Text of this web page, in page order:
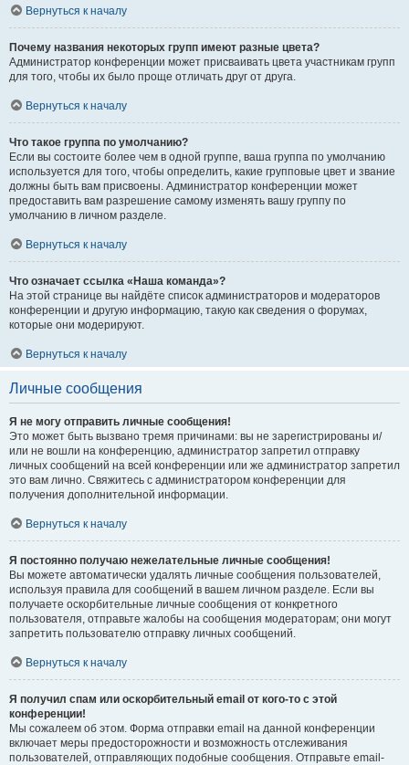
Вернуться к началу
Почему названия некоторых групп имеют разные цвета?
Администратор конференции может присваивать цвета участникам групп
для того, чтобы их было проще отличать друг от друга.
Вернуться к началу
Что такое группа по умолчанию?
Если вы состоите более чем в одной группе, ваша группа по умолчанию
используется для того, чтобы определить, какие групповые цвет и звание
должны быть вам присвоены. Администратор конференции может
предоставить вам разрешение самому изменять вашу группу по
умолчанию в личном разделе.
Вернуться к началу
Что означает ссылка «Наша команда»?
На этой странице вы найдёте список администраторов и модераторов
конференции и другую информацию, такую как сведения о форумах,
которые они модерируют.
Вернуться к началу
Личные сообщения
Я не могу отправить личные сообщения!
Это может быть вызвано тремя причинами: вы не зарегистрированы и/
или не вошли на конференцию, администратор запретил отправку
личных сообщений на всей конференции или же администратор запретил
это вам лично. Свяжитесь с администратором конференции для
получения дополнительной информации.
Вернуться к началу
Я постоянно получаю нежелательные личные сообщения!
Вы можете автоматически удалять личные сообщения пользователей,
используя правила для сообщений в вашем личном разделе. Если вы
получаете оскорбительные личные сообщения от конкретного
пользователя, отправьте жалобы на сообщения модераторам; они могут
запретить пользователю отправку личных сообщений.
Вернуться к началу
Я получил спам или оскорбительный email от кого-то с этой
конференции!
Мы сожалеем об этом. Форма отправки email на данной конференции
включает меры предосторожности и возможность отслеживания
пользователей, отправляющих подобные сообщения. Отправьте email-